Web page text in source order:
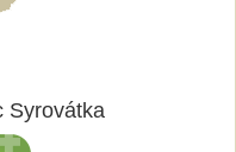
Syrovátka